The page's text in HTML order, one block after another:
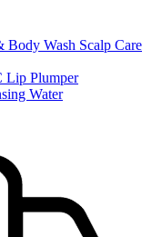
Body Wash Scalp Care
Lip Plumper
Water